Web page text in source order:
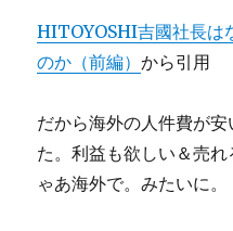
HITOYOSHI吉國社長は
のか（前編）から引用
だから海外の人件費が
た。利益も欲しい＆売
ゃあ海外で。みたいに。